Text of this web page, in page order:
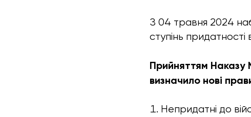
З 04 травня 2024
ступінь придатності
Прийняттям Наказу
визначило нові
Непридатні до